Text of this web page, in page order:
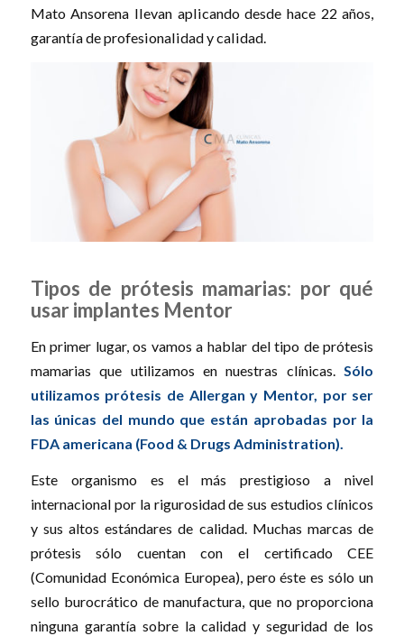
Mato Ansorena llevan aplicando desde hace 22 años,
garantía de profesionalidad y calidad.
Tipos de prótesis mamarias: por qué
usar implantes Mentor
En primer lugar, os vamos a hablar del tipo de prótesis
mamarias que utilizamos en nuestras clínicas.Sólo
utilizamos prótesis de Allergan y Mentor, por ser
las únicas del mundo que están aprobadas por la
FDA americana (Food & Drugs Administration).
Este organismo es el más prestigioso a nivel
internacional por la rigurosidad de sus estudios clínicos
y sus altos estándares de calidad. Muchas marcas de
prótesis sólo cuentan con el certificado CEE
(Comunidad Económica Europea), pero éste es sólo un
sello burocrático de manufactura, que no proporciona
ninguna garantía sobre la calidad y seguridad de los